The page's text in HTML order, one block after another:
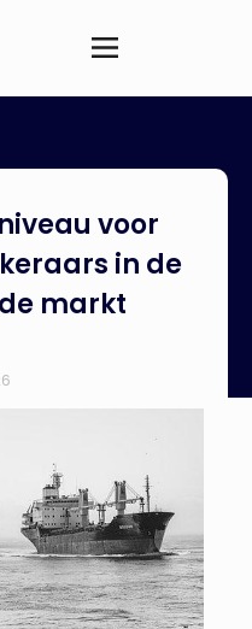
de markt functioneert
voor
in de
markt